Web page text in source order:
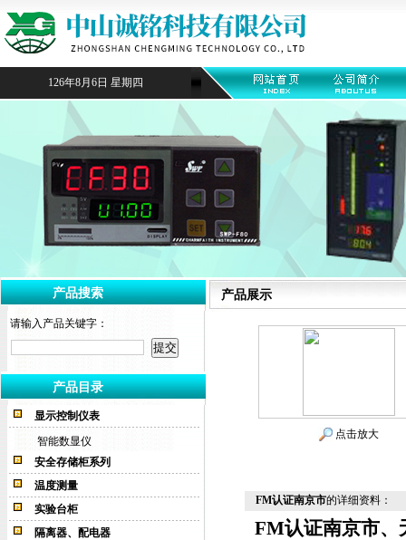
126年8月6日 星期四
产品搜索
请输入产品关键字：
产品目录
显示控制仪表
智能数显仪
安全存储柜系列
温度测量
实验台柜
隔离器、配电器
产品展示
点击放大
FM认证南京市的详细资料：
FM认证南京市、